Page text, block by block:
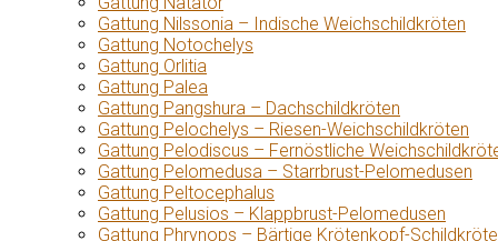
Gattung Nilssonia – Indische Weichschildkröten
Gattung Notochelys
Gattung Orlitia
Gattung Palea
Gattung Pangshura – Dachschildkröten
Gattung Pelochelys – Riesen-Weichschildkröten
Gattung Pelodiscus – Fernöstliche
Gattung Pelomedusa – Starrbrust-Pelomedusen
Gattung Peltocephalus
Gattung Pelusios – Klappbrust-Pelomedusen
Gattung Phrynops – Bärtige Krötenkopf-